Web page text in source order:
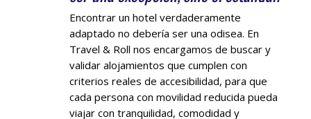
Encontrar un hotel verdaderamente
adaptado no debería ser una odisea. En
Travel & Roll nos encargamos de buscar y
validar alojamientos que cumplen con
criterios reales de accesibilidad, para que
cada persona con movilidad reducida pueda
viajar con tranquilidad, comodidad y